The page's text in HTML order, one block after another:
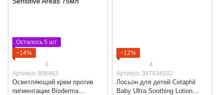
Осталось 5 шт
−14%
5
Артикул: 856463
Осветляющий крем против
пигментации Bioderma
−12%
4
Артикул: 347834532
Лосьон для детей Cetaphil
Baby Ultra Soothing Lotion